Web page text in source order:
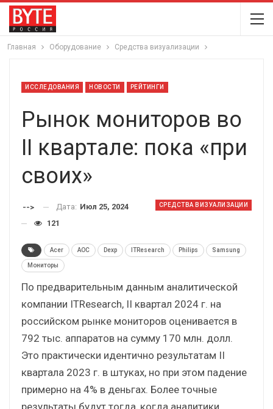
Главная Оборудование Средства визуализации
ИССЛЕДОВАНИЯ НОВОСТИ РЕЙТИНГИ
Рынок мониторов во
II квартале: пока «при
своих»
СРЕДСТВА ВИЗУАЛИЗАЦИИ
--> Дата: Июл 25, 2024
121
Acer AOC Dexp ITResearch Philips Samsung
Мониторы
По предварительным данным аналитической
компании ITResearch, II квартал 2024 г. на
российском рынке мониторов оценивается в
792 тыс. аппаратов на сумму 170 млн. долл.
Это практически идентично результатам II
квартала 2023 г. в штуках, но при этом падение
примерно на 4% в деньгах. Более точные
результаты будут тогда, когда аналитики